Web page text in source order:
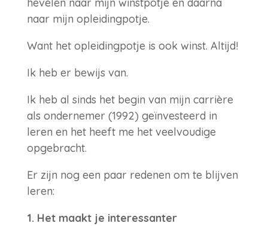
hevelen naar mijn winstpotje en daarna
naar mijn opleidingpotje.
Want het opleidingpotje is ook winst. Altijd!
Ik heb er bewijs van.
Ik heb al sinds het begin van mijn carrière
als ondernemer (1992) geïnvesteerd in
leren en het heeft me het veelvoudige
opgebracht.
Er zijn nog een paar redenen om te blijven
leren:
1. Het maakt je interessanter